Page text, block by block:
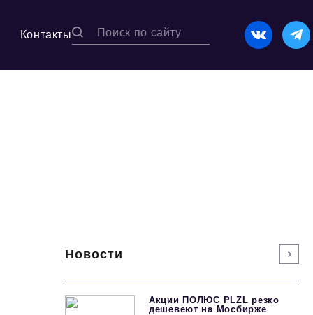
Контакты
Новости
Акции ПОЛЮС PLZL резко
дешевеют на Мосбирже